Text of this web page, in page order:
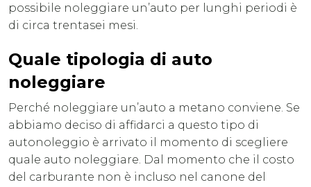
possibile noleggiare un’auto per lunghi periodi è
di circa trentasei mesi.
Quale tipologia di auto
noleggiare
Perché noleggiare un’auto a metano conviene. Se
abbiamo deciso di affidarci a questo tipo di
autonoleggio è arrivato il momento di scegliere
quale auto noleggiare. Dal momento che il costo
del carburante non è incluso nel canone del